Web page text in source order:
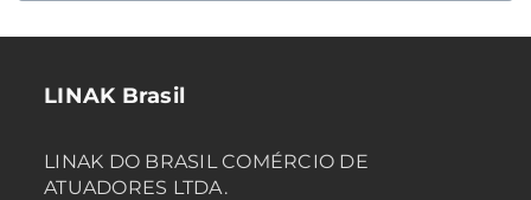
LINAK Brasil
LINAK DO BRASIL COMÉRCIO DE
ATUADORES LTDA.